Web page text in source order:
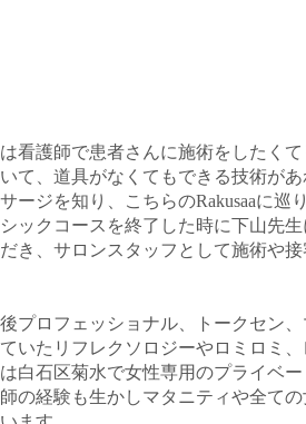
看護師で患者さんに施術をしたく
て、道具がなくてもできる技術が
ージを知り、こちらのRakusaaに巡
ックコースを終了した時に下山先
き、サロンスタッフとして施術や接
プロフェッショナル、トークセン
いたリフレクソロジーやロミロミ、
白石区菊水で女性専用のプライベー
の経験も生かしマタニティや全て